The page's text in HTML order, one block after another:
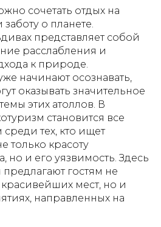
сочетать отдых на
о планете.
представляет собой
расслабления и
к природе.
начинают осознавать,
оказывать значительное
этих атоллов. В
становится все
тех, кто ищет
только красоту
и его уязвимость. Здесь
гостям не
мест, но и
направленных на